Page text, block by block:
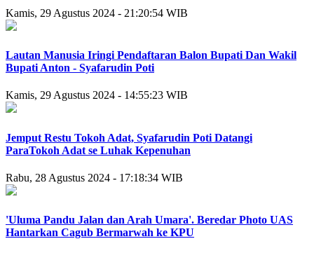
Kamis, 29 Agustus 2024 - 21:20:54 WIB
Lautan Manusia Iringi Pendaftaran Balon Bupati Dan Wakil
Bupati Anton - Syafarudin Poti
Kamis, 29 Agustus 2024 - 14:55:23 WIB
Jemput Restu Tokoh Adat, Syafarudin Poti Datangi
ParaTokoh Adat se Luhak Kepenuhan
Rabu, 28 Agustus 2024 - 17:18:34 WIB
'Uluma Pandu Jalan dan Arah Umara'. Beredar Photo UAS
Hantarkan Cagub Bermarwah ke KPU